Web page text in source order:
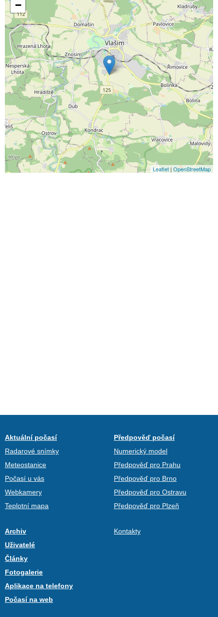
−
Leaflet | OpenStreetMap
Aktuální počasí
Radarové snímky
Meteostanice
Počasí u vás
Webkamery
Teplotní mapa
Předpověď počasí
Numerický model
Předpověď pro Prahu
Předpověď pro Brno
Předpověď pro Ostravu
Předpověď pro Plzeň
Archiv
Uživatelé
Články
Fotogalerie
Aplikace na telefony
Počasí na web
Kontakty